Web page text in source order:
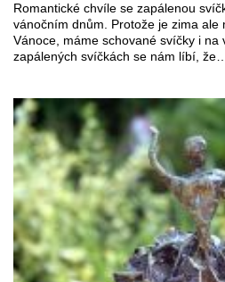
Romantické chvíle se zapálenou
vánočním dnům. Protože je zima
Vánoce, máme schované svíčky i
zapálených svíčkách se nám líbí,